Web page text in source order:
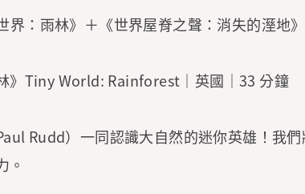
：雨林》＋《世界屋脊之聲：消失的溼地》
》Tiny World: Rainforest｜英國｜33 分鐘
Rudd）一同認識大自然的迷你英雄！我
。